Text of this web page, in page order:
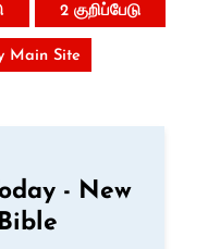
2 குறிப்பேடு
Main Site
- New